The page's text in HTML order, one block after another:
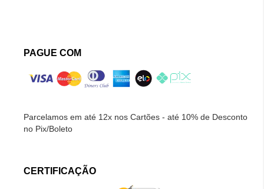
PAGUE COM
Parcelamos em até 12x nos Cartões - até 10% de Desconto
no Pix/Boleto
CERTIFICAÇÃO